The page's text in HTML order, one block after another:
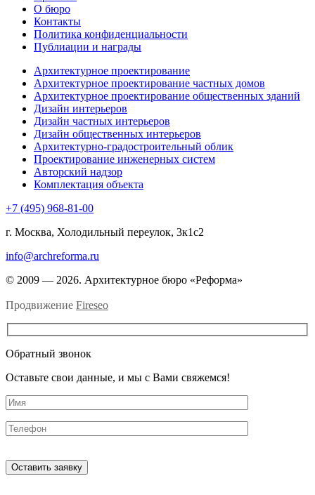
О бюро
Контакты
Политика конфиденциальности
Публиации и награды
Архитектурное проектирование
Архитектурное проектирование частных домов
Архитектурное проектирование общественных зданий
Дизайн интерьеров
Дизайн частных интерьеров
Дизайн общественных интерьеров
Архитектурно-градостроительный облик
Проектирование инженерных систем
Авторский надзор
Комплектация объекта
+7 (495) 968-81-00
г. Москва, Холодильный переулок, 3к1с2
info@archreforma.ru
© 2009 — 2026. Архитектурное бюро «Реформа»
Продвижение Fireseo
Обратный звонок
Оставьте свои данные, и мы с Вами свяжемся!